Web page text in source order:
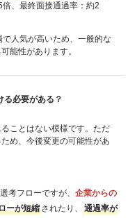
、最終面接通過率：約2
人気が高いため、一般的な
能性があります。
る必要がある？
ことはない模様です。ただ
め、今後変更の可能性があ
考フローですが、 企業からの
ーが短縮されたり、
通過率が